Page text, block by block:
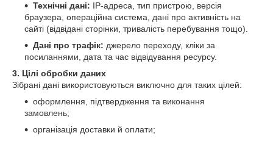
Технічні дані: IP-адреса, тип пристрою, версія
браузера, операційна система, дані про активність на
сайті (відвідані сторінки, тривалість перебування тощо).
Дані про трафік: джерело переходу, кліки за
посиланнями, дата та час відвідування ресурсу.
3. Цілі обробки даних
Зібрані дані використовуються виключно для таких цілей:
оформлення, підтвердження та виконання
замовлень;
організація доставки й оплати;